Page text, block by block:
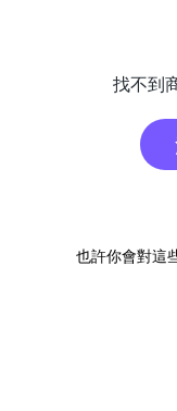
找不到
也許你會對這